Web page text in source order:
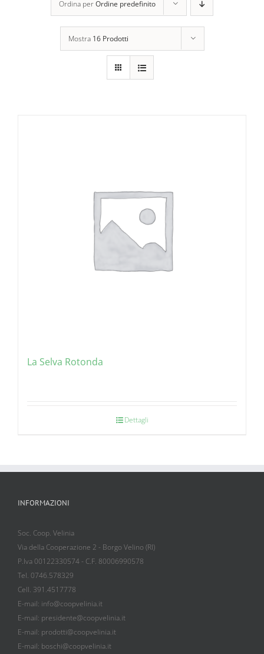
Ordina perOrdine predefinito
Mostra 16 Prodotti
La Selva Rotonda
Dettagli
INFORMAZIONI
Soc. Coop. Velinia
Via della Cooperazione 2 - Borgo Velino (RI)
P.Iva 00122330574 - C.F. 80006990578
Tel. 0746.578329
Cell. 391.4517778
E-mail: info@coopvelinia.it
E-mail: presidente@coopvelinia.it
E-mail: prodotti@coopvelinia.it
E-mail: boschi@coopvelinia.it